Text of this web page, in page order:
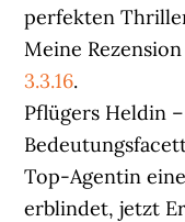
perfekten
Meine
3.3.16.
Pflügers Heldin
Top-Agentin
erblindet, jetzt